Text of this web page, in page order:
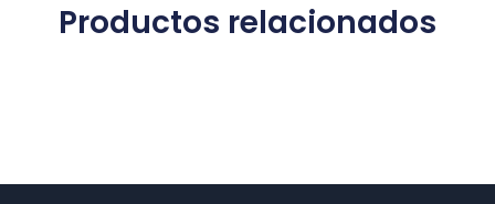
Productos relacionados